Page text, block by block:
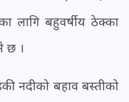
लागि बहुवर्षीय ठेक्का
छ ।
नदीको बहाव बस्तीको